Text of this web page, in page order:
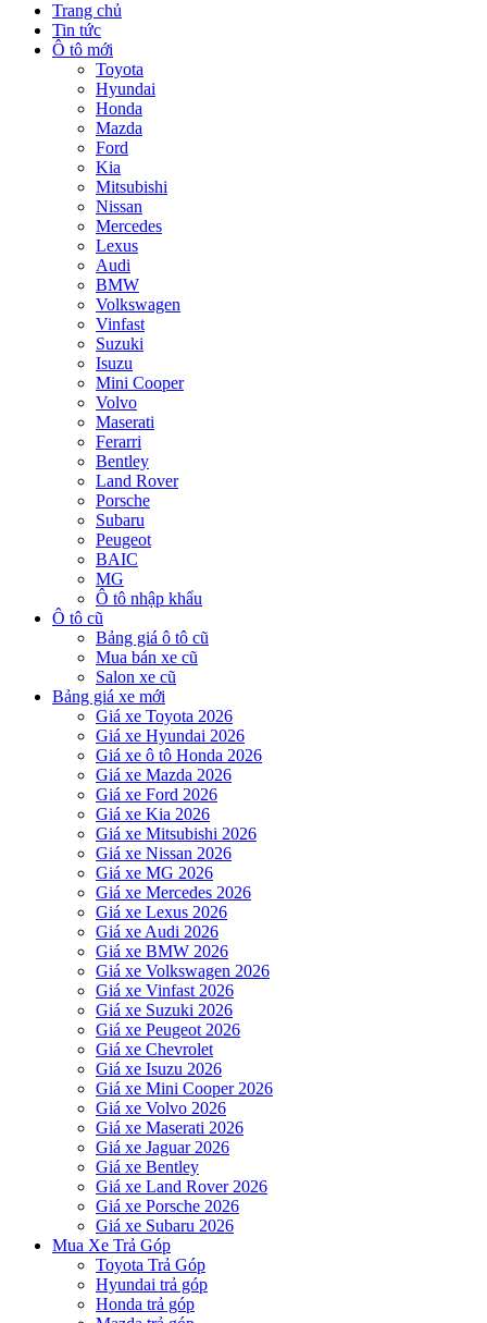
Trang chủ
Tin tức
Ô tô mới
Toyota
Hyundai
Honda
Mazda
Ford
Kia
Mitsubishi
Nissan
Mercedes
Lexus
Audi
BMW
Volkswagen
Vinfast
Suzuki
Isuzu
Mini Cooper
Volvo
Maserati
Ferarri
Bentley
Land Rover
Porsche
Subaru
Peugeot
BAIC
MG
Ô tô nhập khẩu
Ô tô cũ
Bảng giá ô tô cũ
Mua bán xe cũ
Salon xe cũ
Bảng giá xe mới
Giá xe Toyota 2026
Giá xe Hyundai 2026
Giá xe ô tô Honda 2026
Giá xe Mazda 2026
Giá xe Ford 2026
Giá xe Kia 2026
Giá xe Mitsubishi 2026
Giá xe Nissan 2026
Giá xe MG 2026
Giá xe Mercedes 2026
Giá xe Lexus 2026
Giá xe Audi 2026
Giá xe BMW 2026
Giá xe Volkswagen 2026
Giá xe Vinfast 2026
Giá xe Suzuki 2026
Giá xe Peugeot 2026
Giá xe Chevrolet
Giá xe Isuzu 2026
Giá xe Mini Cooper 2026
Giá xe Volvo 2026
Giá xe Maserati 2026
Giá xe Jaguar 2026
Giá xe Bentley
Giá xe Land Rover 2026
Giá xe Porsche 2026
Giá xe Subaru 2026
Mua Xe Trả Góp
Toyota Trả Góp
Hyundai trả góp
Honda trả góp